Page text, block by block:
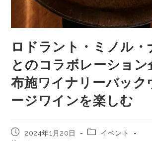
ロドラント・ミノル・
とのコラボレーション
布施ワイナリーバック
ージワインを楽しむ
2024年1月20日
イベント